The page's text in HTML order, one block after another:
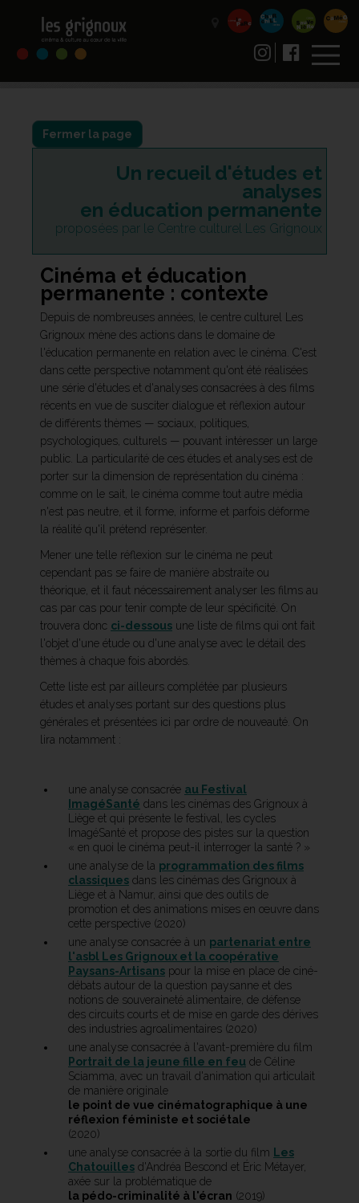
Fermer la page
Un recueil d'études et
analyses
en éducation permanente
proposées par le Centre culturel Les Grignoux
Cinéma et éducation
permanente : contexte
Depuis de nombreuses années, le centre culturel Les
Grignoux mène des actions dans le domaine de
l'éducation permanente en relation avec le cinéma. C'est
dans cette perspective notamment qu'ont été réalisées
une série d'études et d'analyses consacrées à des films
récents en vue de susciter dialogue et réflexion autour
de différents thèmes — sociaux, politiques,
psychologiques, culturels — pouvant intéresser un large
public. La particularité de ces études et analyses est de
porter sur la dimension de représentation du cinéma :
comme on le sait, le cinéma comme tout autre média
n'est pas neutre, et il forme, informe et parfois déforme
la réalité qu'il prétend représenter.
Mener une telle réflexion sur le cinéma ne peut
cependant pas se faire de manière abstraite ou
théorique, et il faut nécessairement analyser les films au
cas par cas pour tenir compte de leur spécificité. On
trouvera donc ci-dessous une liste de films qui ont fait
l'objet d'une étude ou d'une analyse avec le détail des
thèmes à chaque fois abordés.
Cette liste est par ailleurs complétée par plusieurs
études et analyses portant sur des questions plus
générales et présentées ici par ordre de nouveauté. On
lira notamment :
une analyse consacrée au Festival
ImagéSanté dans les cinémas des Grignoux à
Liège et qui présente le festival, les cycles
ImagéSanté et propose des pistes sur la question
« en quoi le cinéma peut-il interroger la santé ? »
une analyse de la programmation des films
classiques dans les cinémas des Grignoux à
Liège et à Namur, ainsi que des outils de
promotion et des animations mises en œuvre dans
cette perspective (2020)
une analyse consacrée à un partenariat entre
l'asbl Les Grignoux et la coopérative
Paysans-Artisans pour la mise en place de ciné-
débats autour de la question paysanne et des
notions de souveraineté alimentaire, de défense
des circuits courts et de mise en garde des dérives
des industries agroalimentaires (2020)
une analyse consacrée à l'avant-première du film
Portrait de la jeune fille en feu de Céline
Sciamma, avec un travail d'animation qui articulait
de manière originale
le point de vue cinématographique à une
réflexion féministe et sociétale
(2020)
une analyse consacrée à la sortie du film Les
Chatouilles d'Andréa Bescond et Éric Métayer,
axée sur la problématique de
la pédo-criminalité à l'écran (2019)